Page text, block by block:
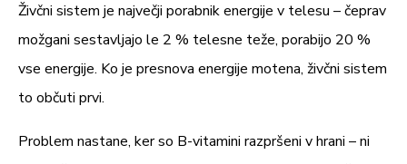
Pantotenska kislina
(vitamin B5)
10 mg 167 %
Ekstrakt Griffonie
Vitamin B6
4 mg
286 %
Živčni sistem je največji porabnik energije v telesu – čeprav
možgani sestavljajo le 2 % telesne teže, porabijo 20 %
vse energije. Ko je presnova energije motena, živčni sistem
to občuti prvi.
Problem nastane, ker so B-vitamini razpršeni v hrani – ni